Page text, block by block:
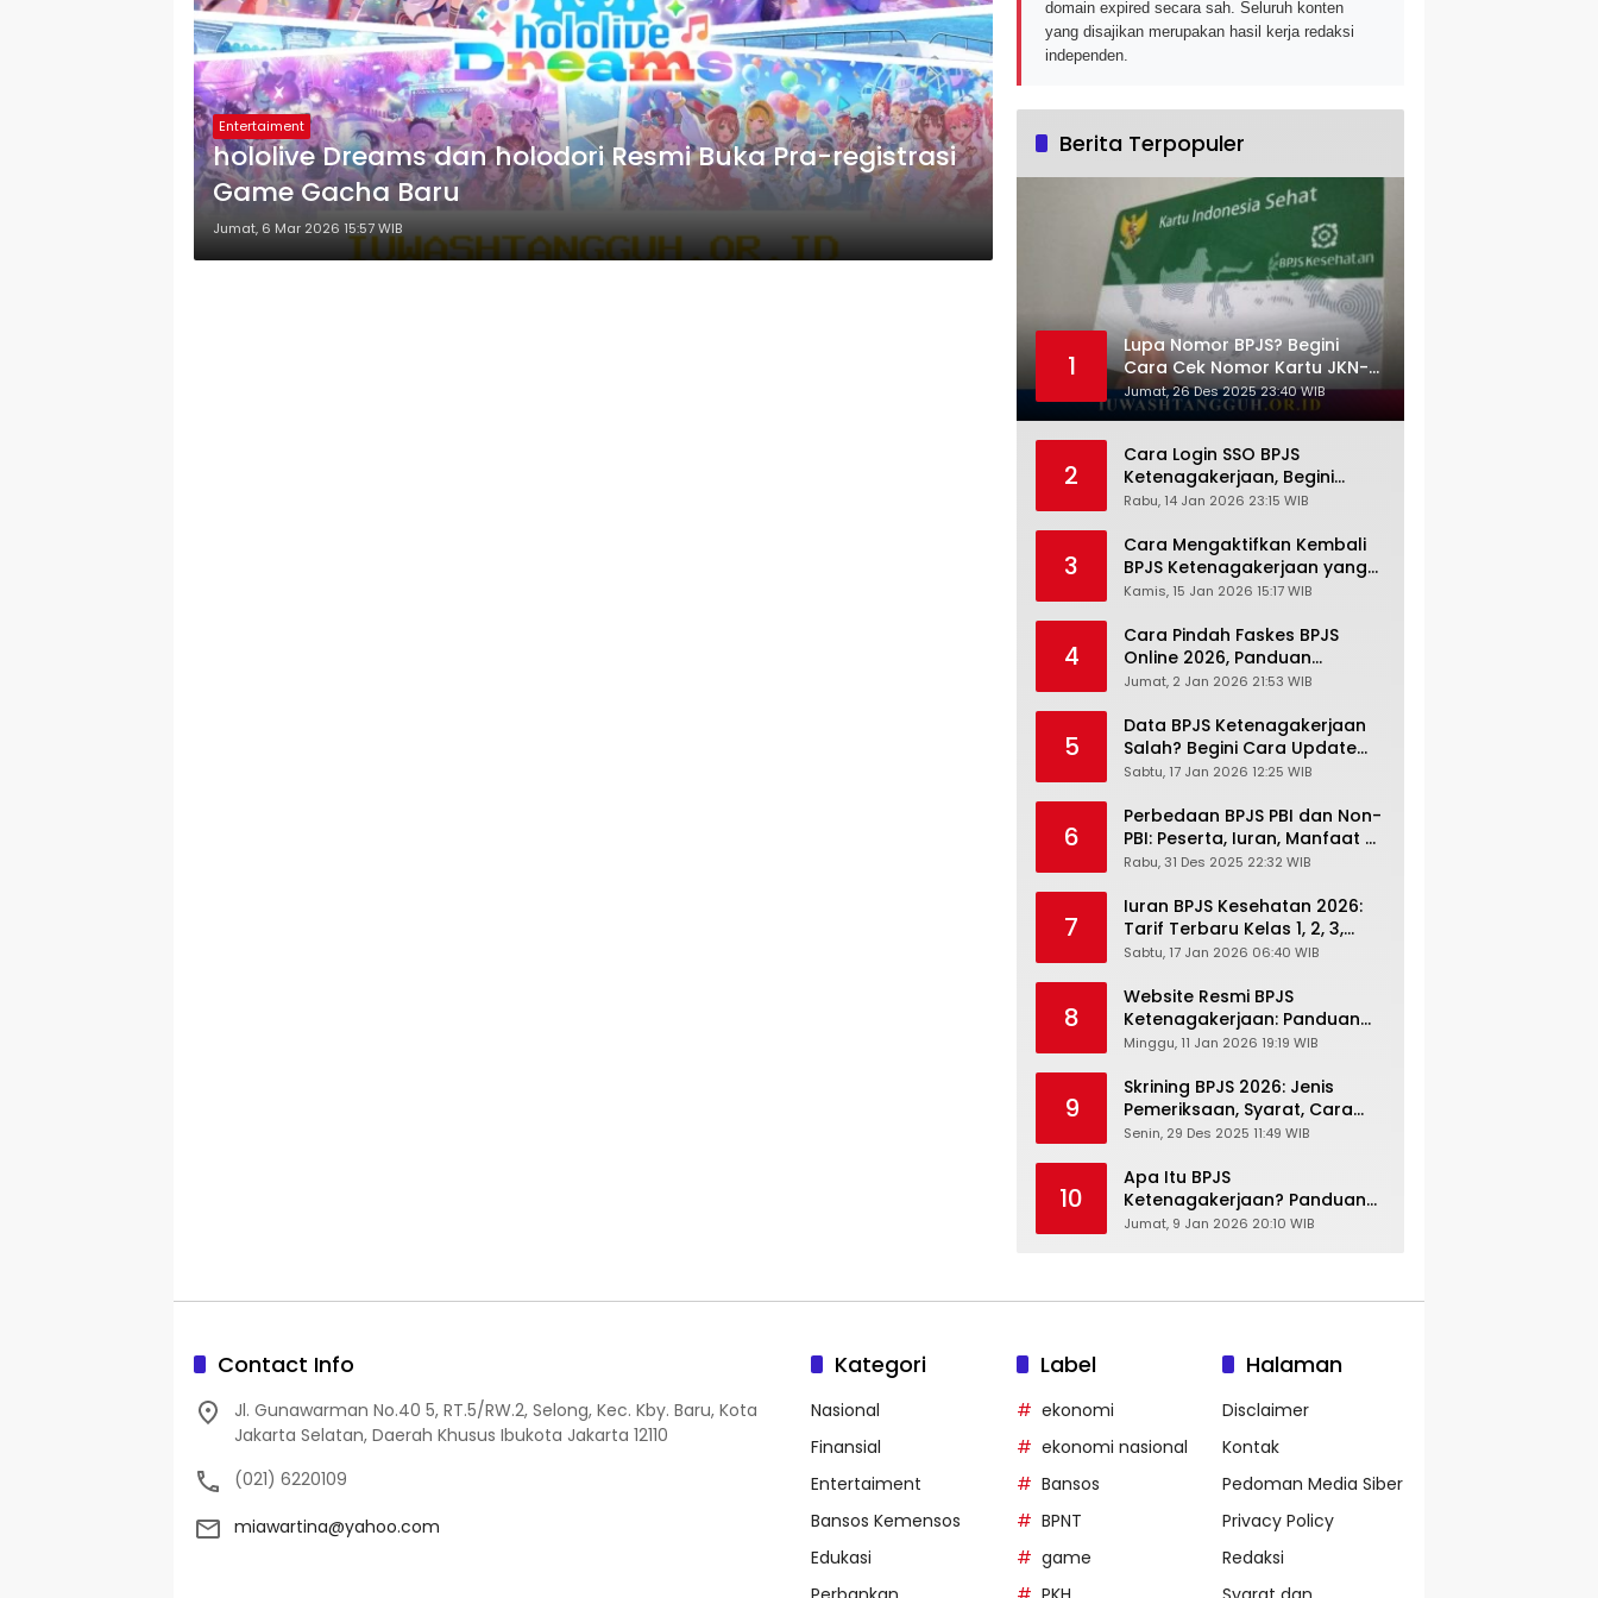
Entertaiment
hololive Dreams dan holodori Resmi Buka Pra-registrasi
Game Gacha Baru
Jumat, 6 Mar 2026 15:57 WIB
domain expired secara sah. Seluruh konten
yang disajikan merupakan hasil kerja redaksi
independen.
Berita Terpopuler
1
Lupa Nomor BPJS? Begini
Cara Cek Nomor Kartu JKN-
KIS dengan NIK KTP
Jumat, 26 Des 2025 23:40 WIB
2
Cara Login SSO BPJS
Ketenagakerjaan, Begini
Tutorial Lengkap dan
Rabu, 14 Jan 2026 23:15 WIB
3
Cara Mengaktifkan Kembali
BPJS Ketenagakerjaan yang
Nonaktif, Begini Panduan
Kamis, 15 Jan 2026 15:17 WIB
4
Cara Pindah Faskes BPJS
Online 2026, Panduan
Lengkap via Mobile JKN,
Cabang
Jumat, 2 Jan 2026 21:53 WIB
5
Data BPJS Ketenagakerjaan
Salah? Begini Cara Update
Rekening, Alamat, HP di JMO
Sabtu, 17 Jan 2026 12:25 WIB
6
Perbedaan BPJS PBI dan Non-
PBI: Peserta, Iuran, Manfaat &
Masa Berlaku Terbaru 2026
Rabu, 31 Des 2025 22:32 WIB
7
Iuran BPJS Kesehatan 2026:
Tarif Terbaru Kelas 1, 2, 3,
Cara Bayar, Denda &
JKN-KIS
Sabtu, 17 Jan 2026 06:40 WIB
8
Website Resmi BPJS
Ketenagakerjaan: Panduan
Lengkap Akses dan Fitur
Minggu, 11 Jan 2026 19:19 WIB
9
Skrining BPJS 2026: Jenis
Pemeriksaan, Syarat, Cara
Daftar & Cek Riwayat
Senin, 29 Des 2025 11:49 WIB
10
Apa Itu BPJS
Ketenagakerjaan? Panduan
Lengkap untuk Pekerja dan
Jumat, 9 Jan 2026 20:10 WIB
Contact Info
Jl. Gunawarman No.40 5, RT.5/RW.2, Selong, Kec. Kby. Baru, Kota
Jakarta Selatan, Daerah Khusus Ibukota Jakarta 12110
(021) 6220109
miawartina@yahoo.com
Kategori
Nasional
Finansial
Entertaiment
Bansos Kemensos
Edukasi
Label
ekonomi
ekonomi nasional
Bansos
BPNT
game
Halaman
Disclaimer
Kontak
Pedoman Media Siber
Privacy Policy
Redaksi